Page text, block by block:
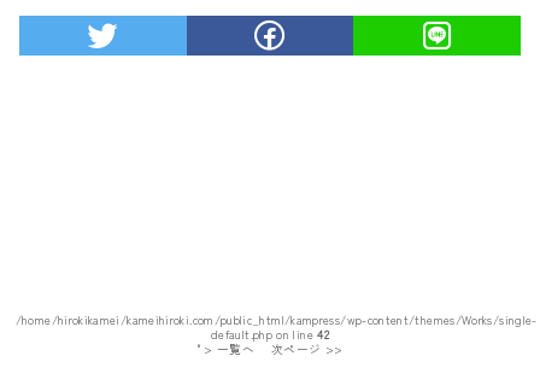
/home/hirokikamei/kameihiroki.com/public_html/kampress/wp-content/themes/Works/single-
default.php on line42
" > 一覧へ
次ページ >>